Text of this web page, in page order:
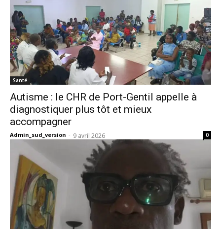
Santé
Autisme : le CHR de Port-Gentil appelle à
diagnostiquer plus tôt et mieux
accompagner
Admin_sud_version - 9 avril 2026 0